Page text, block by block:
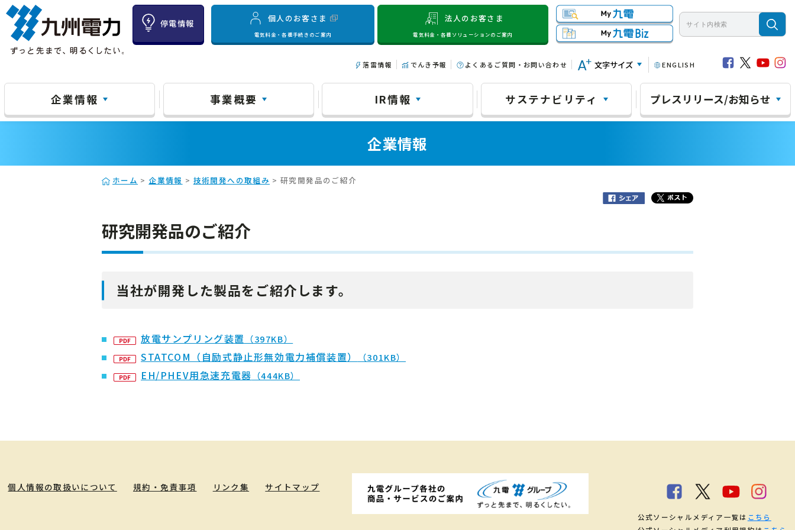
停電情報
個人のお客さま
電気料金・各種手続きのご案内
法人のお客さま
電気料金・各種ソリューションのご案内
落雷情報 でんき予報 よくあるご質問・お問い合わせ 文字サイズ ENGLISH
企業情報 事業概要 IR情報 サステナビリティ プレスリリース/お知らせ
企業情報
ホーム > 企業情報 > 技術開発への取組み > 研究開発品のご紹介
研究開発品のご紹介
当社が開発した製品をご紹介します。
放電サンプリング装置 （397KB）
STATCOM（自励式静止形無効電力補償装置） （301KB）
EH/PHEV用急速充電器 （444KB）
個人情報の取扱いについて 規約・免責事項 リンク集 サイトマップ
公式ソーシャルメディア一覧は こちら